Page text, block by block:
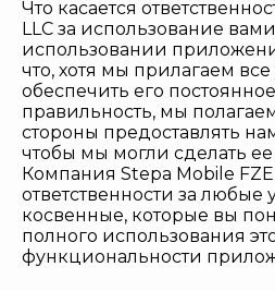
Что касается
LLC за использование
использовании
что, хотя мы прилагаем
обеспечить его
правильность, мы
стороны предоставлять
чтобы мы могли сделать
Компания Stepa Mobile FZE
ответственности за
косвенные, которые вы
полного использования
функциональности